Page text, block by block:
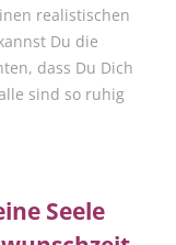
realistischen
Du die
dass Du Dich
sind so ruhig
Seele